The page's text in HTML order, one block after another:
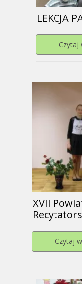
LEKCJA
Czytaj
XVII
Czytaj